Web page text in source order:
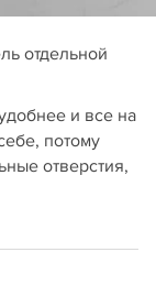
отдельной
и все на
потому
отверстия,